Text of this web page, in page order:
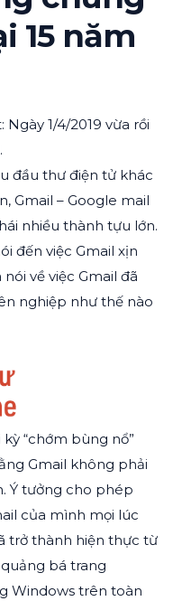
15 năm
1/4/2019 vừa rồi
đầu thư điện tử khác
Gmail – Google mail
nhiều thành tựu lớn.
đến việc Gmail xịn
về việc Gmail đã
nghiệp như thế nào
“chớm bùng nổ”
Gmail không phải
Ý tưởng cho phép
của mình mọi lúc
trở thành hiện thực từ
bá trang
Windows trên toàn